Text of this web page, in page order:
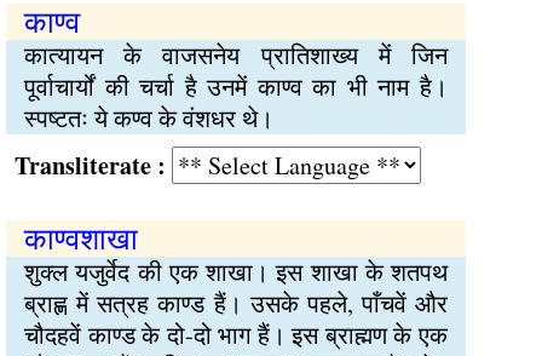
काण्व
कात्यायन के वाजसनेय प्रातिशाख्य में जिन
पूर्वाचार्यों की चर्चा है उनमें काण्व का भी नाम है।
स्पष्टतः ये कण्व के वंशधर थे।
:
काण्वशाखा
शुक्ल यजुर्वेद की एक शाखा। इस शाखा के शतपथ
ब्राह्ण में सत्रह काण्ड हैं। उसके पहले, पाँचवें और
चौदहवें काण्ड के दो-दो भाग हैं। इस ब्राह्मण के एक